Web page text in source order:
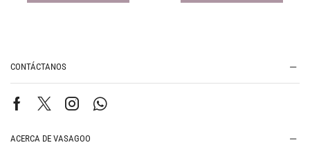
CONTÁCTANOS
ACERCA DE VASAGOO